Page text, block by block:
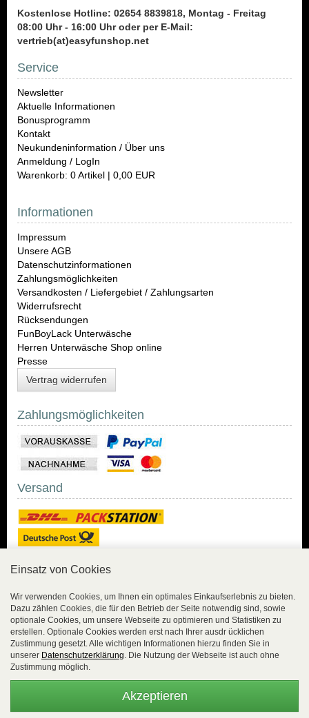
Kostenlose Hotline: 02654 8839818, Montag - Freitag
08:00 Uhr - 16:00 Uhr oder per E-Mail:
vertrieb(at)easyfunshop.net
Service
Newsletter
Aktuelle Informationen
Bonusprogramm
Kontakt
Neukundeninformation / Über uns
Anmeldung / LogIn
Warenkorb: 0 Artikel | 0,00 EUR
Informationen
Impressum
Unsere AGB
Datenschutzinformationen
Zahlungsmöglichkeiten
Versandkosten / Liefergebiet / Zahlungsarten
Widerrufsrecht
Rücksendungen
FunBoyLack Unterwäsche
Herren Unterwäsche Shop online
Presse
Vertrag widerrufen
Zahlungsmöglichkeiten
Versand
Sicher Einkaufen mit
Trusted Shops und
Geld-zurück-Garantie.
übertragen.
Die Shop-Server sind PCI-zertifiziert.
Einsatz von Cookies
Wir verwenden Cookies, um Ihnen ein optimales Einkaufserlebnis zu bieten.
Dazu zählen Cookies, die für den Betrieb der Seite notwendig sind, sowie
optionale Cookies, um unsere Webseite zu optimieren und Statistiken zu
erstellen. Optionale Cookies werden erst nach Ihrer ausdr ücklichen
Zustimmung gesetzt. Alle wichtigen Informationen hierzu finden Sie in
unserer Datenschutzerklärung. Die Nutzung der Webseite ist auch ohne
Zustimmung möglich.
Akzeptieren